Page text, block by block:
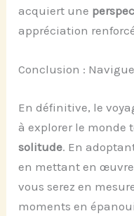
acquiert une
appréciation
Conclusion :
En définitive, le
à explorer le monde
solitude. En
en mettant en œuvre
vous serez en
moments en